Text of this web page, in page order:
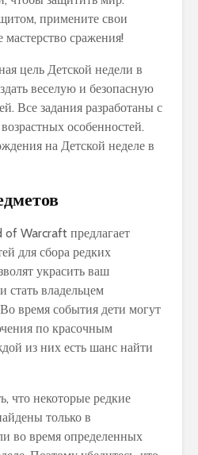
примените свои
сражения!
цель Детской недели в
веселую и безопасную
Все задания разработаны с
особенностей.
на Детской неделе в
of Warcraft предлагает
для сбора редких
украсить ваш
стать владельцем
время события дети могут
по красочным
из них есть шанс найти
что некоторые редкие
только в
во время определенных